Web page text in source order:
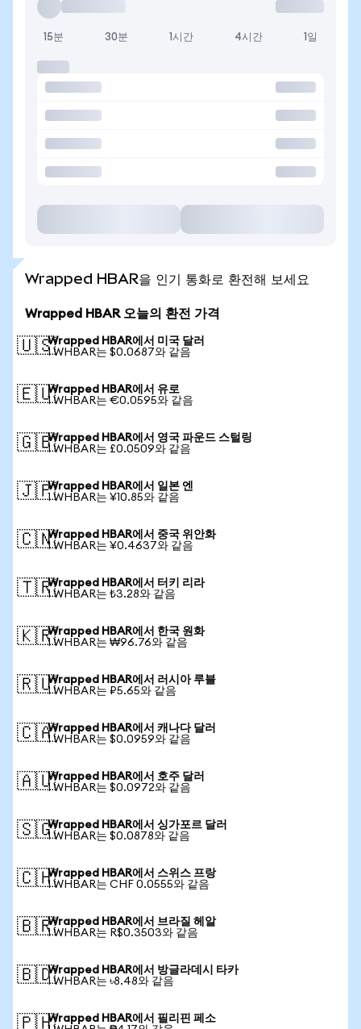
15분 30분 1시간 4시간 1일
Wrapped HBAR을 인기 통화로 환전해 보세요
Wrapped HBAR 오늘의 환전 가격
🇺🇸Wrapped HBAR에서 미국 달러
1 WHBAR는 $0.0687와 같음
🇪🇺Wrapped HBAR에서 유로
1 WHBAR는 €0.0595와 같음
🇬🇧Wrapped HBAR에서 영국 파운드 스털링
1 WHBAR는 £0.0509와 같음
🇯🇵Wrapped HBAR에서 일본 엔
1 WHBAR는 ¥10.85와 같음
🇨🇳Wrapped HBAR에서 중국 위안화
1 WHBAR는 ¥0.4637와 같음
🇹🇷Wrapped HBAR에서 터키 리라
1 WHBAR는 ₺3.28와 같음
🇰🇷Wrapped HBAR에서 한국 원화
1 WHBAR는 ₩96.76와 같음
🇷🇺Wrapped HBAR에서 러시아 루블
1 WHBAR는 ₽5.65와 같음
🇨🇦Wrapped HBAR에서 캐나다 달러
1 WHBAR는 $0.0959와 같음
🇦🇺Wrapped HBAR에서 호주 달러
1 WHBAR는 $0.0972와 같음
🇸🇬Wrapped HBAR에서 싱가포르 달러
1 WHBAR는 $0.0878와 같음
🇨🇭Wrapped HBAR에서 스위스 프랑
1 WHBAR는 CHF 0.0555와 같음
🇧🇷Wrapped HBAR에서 브라질 헤알
1 WHBAR는 R$0.3503와 같음
🇧🇩Wrapped HBAR에서 방글라데시 타카
1 WHBAR는 ৳8.48와 같음
🇵🇭Wrapped HBAR에서 필리핀 페소